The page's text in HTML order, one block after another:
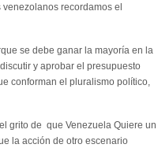
recordamos el
se debe ganar la mayoría en la
y aprobar el presupuesto
conforman el pluralismo político,
grito de que Venezuela Quiere un
la acción de otro escenario